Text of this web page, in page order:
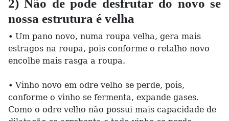
2) Não de pode desfrutar do novo se
nossa estrutura é velha
• Um pano novo, numa roupa velha, gera mais
estragos na roupa, pois conforme o retalho novo
encolhe mais rasga a roupa.
• Vinho novo em odre velho se perde, pois,
conforme o vinho se fermenta, expande gases.
Como o odre velho não possui mais capacidade de